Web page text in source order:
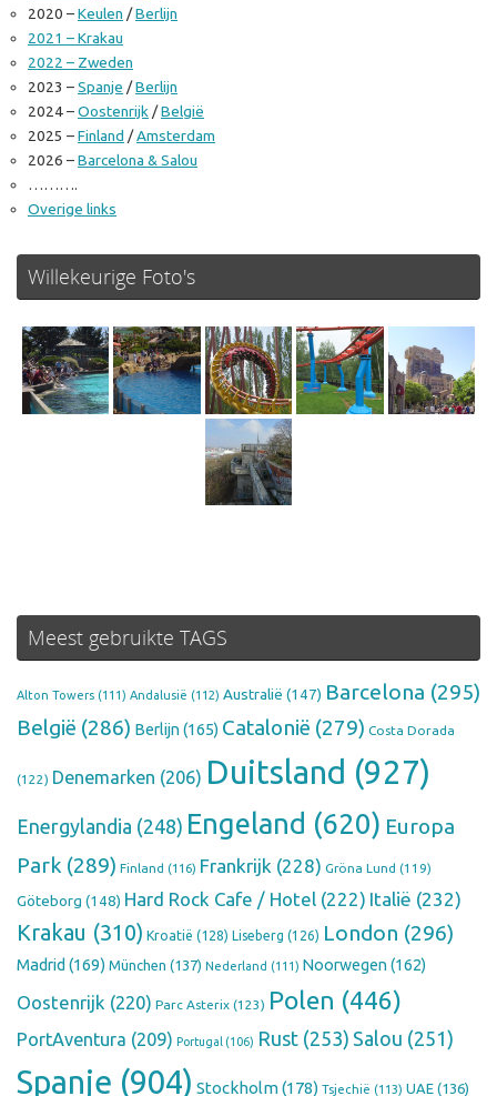
2020 –Keulen /Berlijn
2021 – Krakau
2022 – Zweden
2023 –Spanje /Berlijn
2024 –Oostenrijk/België
2025 –Finland /Amsterdam
2026 –Barcelona & Salou
……….
Overige links
Willekeurige Foto's
Meest gebruikte TAGS
Alton Towers (111) Andalusië (112) Australië (147) Barcelona (295)
België (286) Berlijn(165) Catalonië (279) Costa Dorada
(122) Denemarken (206) Duitsland (927)
Energylandia (248) Engeland (620) Europa
Park (289) Finland (116) Frankrijk (228) Gröna Lund (119)
Göteborg (148) Hard Rock Cafe / Hotel (222) Italië (232)
Krakau (310) Kroatië (128) Liseberg (126) London (296)
Madrid (169) München (137) Nederland (111) Noorwegen (162)
Oostenrijk (220) Parc Asterix (123) Polen (446)
PortAventura (209) Portugal (106) Rust (253) Salou (251)
Spanje (904) Stockholm(178) Tsjechië (113) UAE (136)